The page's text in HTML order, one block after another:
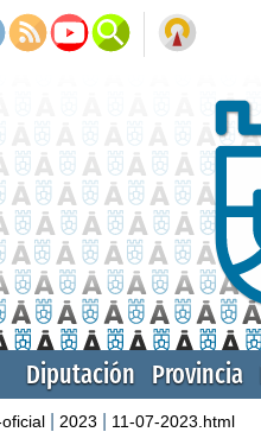
Diputación Provincia
2023 11-07-2023.html